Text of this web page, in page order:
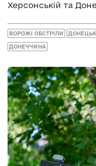
Херсонській та
ВОРОЖІ ОБСТРІЛИ
ДОНЕЧЧИНА